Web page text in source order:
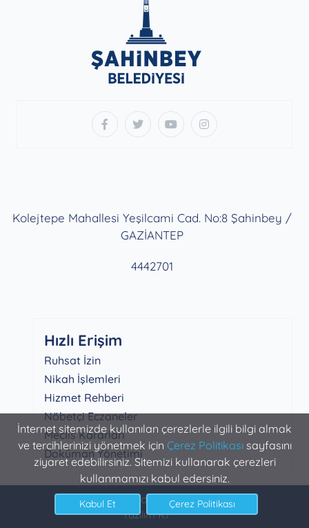
İnternet sitemizde kullanılan çerezlerle ilgili bilgi almak
ve tercihlerinizi yönetmek için Çerez Politikasısayfasını
ziyaret edebilirsiniz. Sitemizi kullanarak çerezleri
kullanmamızı kabul edersiniz.
Kolejtepe Mahallesi Yeşilcami Cad. No:8 Şahinbey /
GAZİANTEP
4442701
Hızlı Erişim
Ruhsat İzin
Nikah İşlemleri
Hizmet Rehberi
Nöbetçi Eczaneler
Meclis Kararları
Doküman Yönetimi
Şahinbey Belediyesi Bilgi İşlem
Yazılım K7